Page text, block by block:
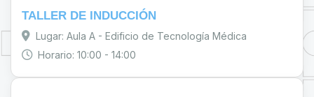
TALLER DE INDUCCIÓN
Lugar: Aula A - Edificio de Tecnología Médica
Horario: 10:00 - 14:00